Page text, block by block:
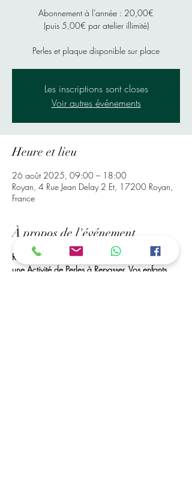
Abonnement à l’année : 20,00€
(puis 5,00€ par atelier illimité)
Perles et plaque disponible sur place
Les inscriptions sont closes
Voir autres événements
Heure et lieu
26 août 2025, 09:00 – 18:00
Royan, 4 Rue Jean Delay 2 Et, 17200 Royan,
France
À propos de l'événement
Rendez-Vous à Mr bricolage de Royan, Pour
une Activité de Perles à Repasser. Vos enfants